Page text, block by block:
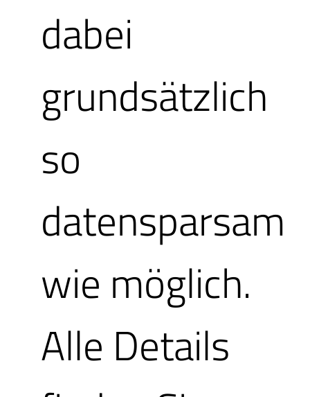
uns sind es
Wenn
zuerst
dabei
grundsätzlich
so
datensparsam
wie möglich.
Alle Details